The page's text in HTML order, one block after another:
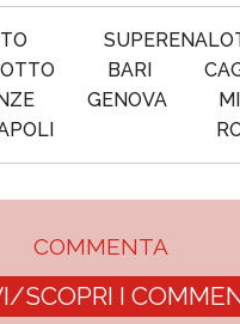
BARI
GENOVA
COMMENTA
SCOPRI I